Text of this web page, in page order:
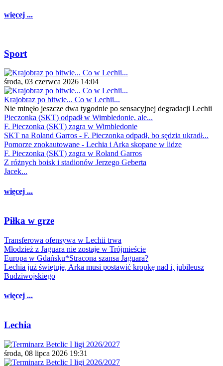
więcej ...
Sport
środa, 03 czerwca 2026 14:04
Krajobraz po bitwie... Co w Lechii...
Nie minęło jeszcze dwa tygodnie po sensacyjnej degradacji Lechii
Pieczonka (SKT) odpadł w Wimbledonie, ale...
F. Pieczonka (SKT) zagra w Wimbledonie
SKT na Roland Garros - F. Pieczonka odpadł, bo sędzia ukradł...
Pomorze znokautowane - Lechia i Arka skopane w lidze
F. Pieczonka (SKT) zagra w Roland Garros
Z różnych boisk i stadionów Jerzego Geberta
Jacek...
więcej ...
Piłka w grze
Transferowa ofensywa w Lechii trwa
Młodzież z Jaguara nie zostaje w Trójmieście
Europa w Gdańsku*Stracona szansa Jaguara?
Lechia już świętuje, Arka musi postawić kropkę nad i, jubileusz
Budziwojskiego
więcej ...
Lechia
środa, 08 lipca 2026 19:31